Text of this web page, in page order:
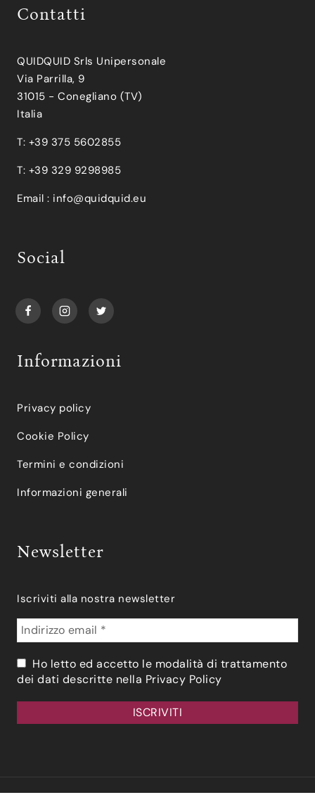
Contatti
QUIDQUID Srls Unipersonale
Via Parrilla, 9
31015 - Conegliano (TV)
Italia
T: +39 375 5602855
T: +39 329 9298985
Email : info@quidquid.eu
Social
Informazioni
Privacy policy
Cookie Policy
Termini e condizioni
Informazioni generali
Newsletter
Iscriviti alla nostra newsletter
Ho letto ed accetto le modalità di trattamento
dei dati descritte nella Privacy Policy